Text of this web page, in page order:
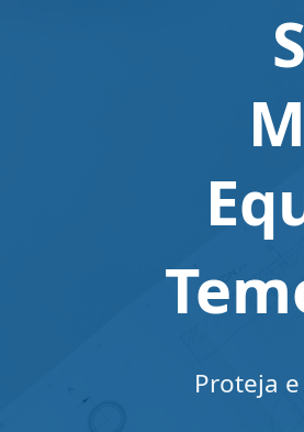
Proteja